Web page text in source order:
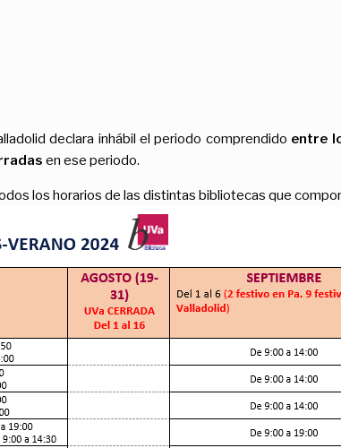
declara inhábil el periodo comprendido entre
en ese periodo.
los horarios de las distintas bibliotecas que